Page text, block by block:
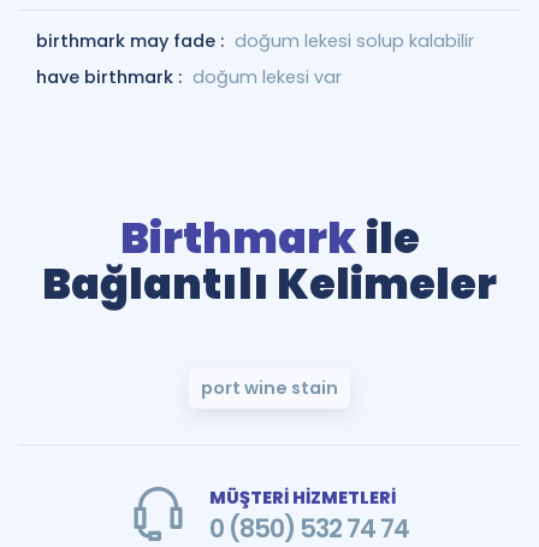
birthmark may fade : doğum lekesi solup kalabilir
have birthmark : doğum lekesi var
Birthmarkile
Bağlantılı Kelimeler
port wine stain
MÜŞTERİ HİZMETLERİ
0 (850) 532 74 74